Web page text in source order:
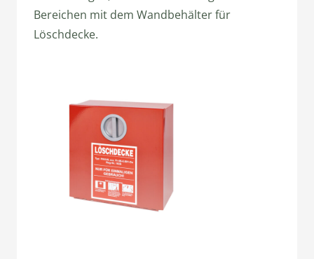
Bereichen mit dem Wandbehälter für
Löschdecke.